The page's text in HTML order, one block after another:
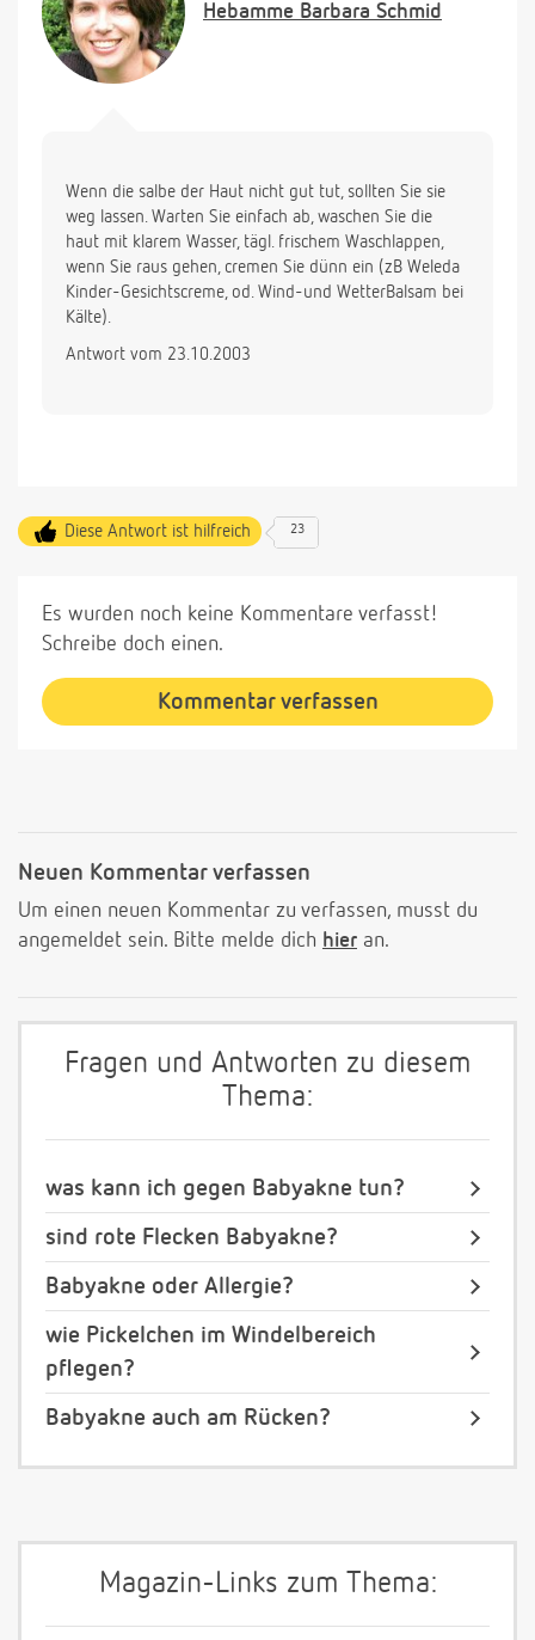
Hebamme Barbara Schmid
Wenn die salbe der Haut nicht gut tut, sollten Sie sie
weg lassen. Warten Sie einfach ab, waschen Sie die
haut mit klarem Wasser, tägl. frischem Waschlappen,
wenn Sie raus gehen, cremen Sie dünn ein (zB Weleda
Kinder-Gesichtscreme, od. Wind-und WetterBalsam bei
Kälte).
Antwort vom 23.10.2003
Diese Antwort ist hilfreich 23
Es wurden noch keine Kommentare verfasst!
Schreibe doch einen.
Kommentar verfassen
Neuen Kommentar verfassen
Um einen neuen Kommentar zu verfassen, musst du
angemeldet sein. Bitte melde dich hier an.
Fragen und Antworten zu diesem
Thema:
was kann ich gegen Babyakne tun?
sind rote Flecken Babyakne?
Babyakne oder Allergie?
wie Pickelchen im Windelbereich
pflegen?
Babyakne auch am Rücken?
Magazin-Links zum Thema: